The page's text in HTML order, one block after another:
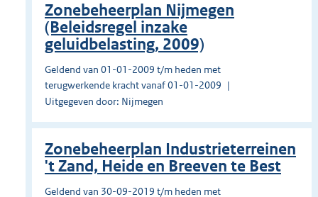
Zonebeheerplan Nijmegen
(Beleidsregel inzake
geluidbelasting, 2009)
Geldend van 01-01-2009 t/m heden met
terugwerkende kracht vanaf 01-01-2009
Uitgegeven door: Nijmegen
Zonebeheerplan Industrieterreinen
't Zand, Heide en Breeven te Best
Geldend van 30-09-2019 t/m heden met